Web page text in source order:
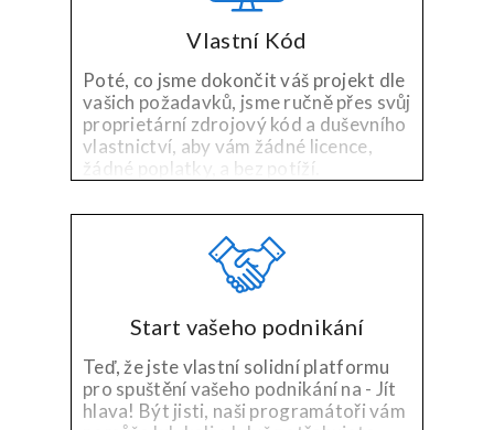
Vlastní Kód
Poté, co jsme dokončit váš projekt dle
vašich požadavků, jsme ručně přes svůj
proprietární zdrojový kód a duševního
vlastnictví, aby vám žádné licence,
žádné poplatky, a bez potíží.
Start vašeho podnikání
Teď, že jste vlastní solidní platformu
pro spuštění vašeho podnikání na - Jít
hlava! Být jisti, naši programátoři vám